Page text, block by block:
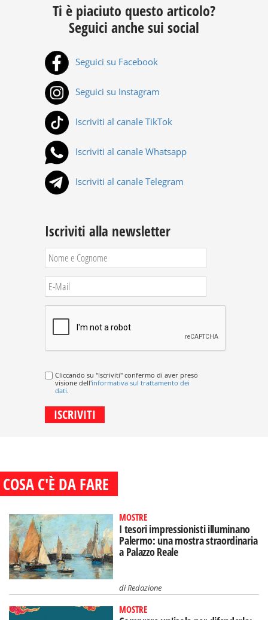
Ti è piaciuto questo articolo?
Seguici anche sui social
Seguici su Facebook
Seguici su Instagram
Iscriviti al canale TikTok
Iscriviti al canale Whatsapp
Iscriviti al canale Telegram
Iscriviti alla newsletter
Cliccando su "Iscriviti" confermo di aver preso
visione dell'informativa sul trattamento dei
dati.
COSA C'È DA FARE
MOSTRE
I tesori impressionisti illuminano
Palermo: una mostra straordinaria
a Palazzo Reale
diRedazione
MOSTRE